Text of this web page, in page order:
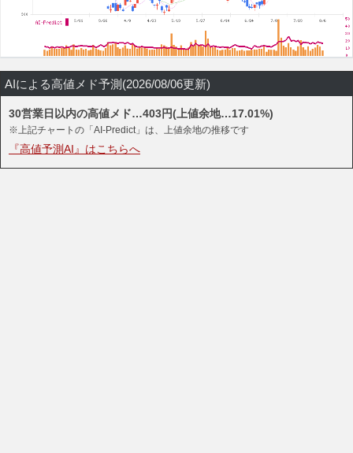
AIによる高値メド予測(2026/08/06更新)
30営業日以内の高値メド…403円(上値余地…17.01%)
※上記チャートの「AI-Predict」は、上値余地の推移です
『高値予測AI』はこちらへ